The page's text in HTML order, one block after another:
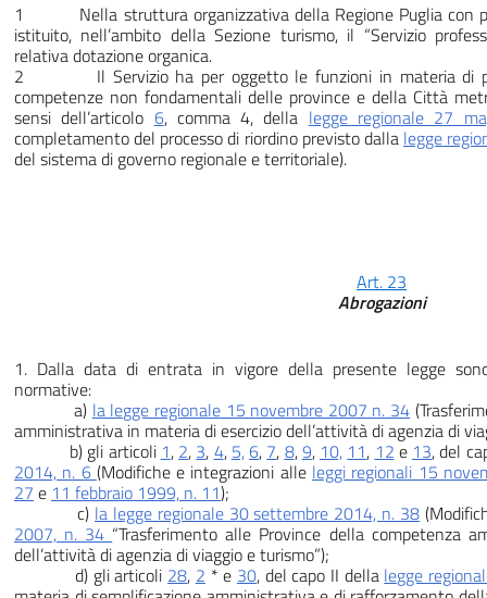
1 Nella struttura organizzativa della Regione Puglia con
istituito, nell’ambito della Sezione turismo, il “Servizio
relativa dotazione organica.
2 Il Servizio ha per oggetto le funzioni in materia di
competenze non fondamentali delle province e della Città
sensi dell’articolo 6, comma 4, della legge regionale 27
completamento del processo di riordino previsto dalla legge
del sistema di governo regionale e territoriale).
Art. 23
Abrogazioni
1. Dalla data di entrata in vigore della presente legge
normative:
a) la legge regionale 15 novembre 2007 n. 34
amministrativa in materia di esercizio dell’attività di agenzia di
b) gli articoli 1, 2, 3, 4, 5,6, 7, 8,9, 10, 11, 12 e 13, del
2014, n. 6 (Modifiche e integrazioni alle leggi regionali 15
27 e 11 febbraio 1999, n. 11);
c) la legge regionale 30 settembre 2014, n. 38
2007, n. 34 “Trasferimento alle Province della competenza
dell’attività di agenzia di viaggio e turismo”);
d) gli articoli 28, 2 * e 30, del capo II della legge